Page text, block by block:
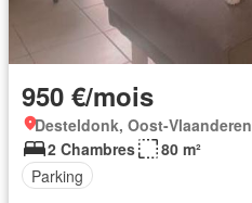
950 €/mois
Desteldonk, Oost-Vlaanderen
2 Chambres
80 m²
Parking